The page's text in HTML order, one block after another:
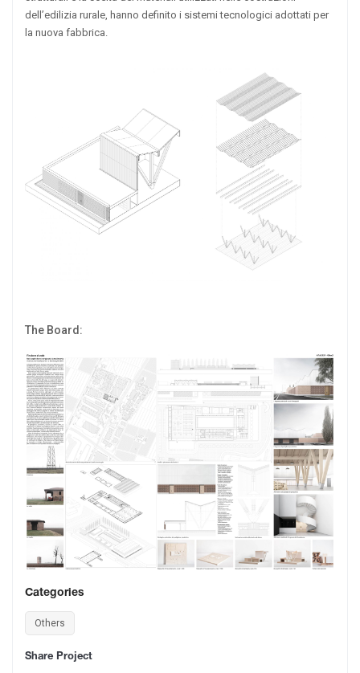
dell’edilizia rurale, hanno definito i sistemi tecnologici adottati per
la nuova fabbrica.
The Board:
Categories
Others
Share Project